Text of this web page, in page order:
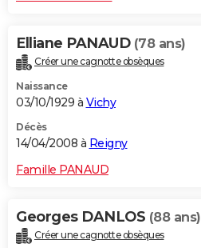
Elliane PANAUD (78 ans)
Créer une cagnotte obsèques
Naissance
03/10/1929 à Vichy
Décès
14/04/2008 à Reigny
Famille PANAUD
Georges DANLOS (88 ans)
Créer une cagnotte obsèques